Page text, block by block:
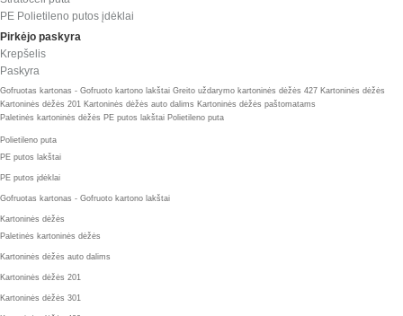
PE Polietileno putos įdėklai
Pirkėjo paskyra
Krepšelis
Paskyra
Gofruotas kartonas - Gofruoto kartono lakštai Greito uždarymo kartoninės dėžės 427 Kartoninės dėžės
Kartoninės dėžės 201 Kartoninės dėžės auto dalims Kartoninės dėžės paštomatams
Paletinės kartoninės dėžės PE putos lakštai Polietileno puta
Polietileno puta
PE putos lakštai
PE putos įdėklai
Gofruotas kartonas - Gofruoto kartono lakštai
Kartoninės dėžės
Paletinės kartoninės dėžės
Kartoninės dėžės auto dalims
Kartoninės dėžės 201
Kartoninės dėžės 301